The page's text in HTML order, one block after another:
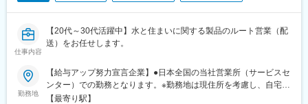
仕事内容
【20代～30代活躍中】水と住まいに関する製品のルート営業（配
送）をお任せします。
勤務地
【給与アップ努力宣言企業】●日本全国の当社営業所（サービスセ
ンター）での勤務となります。※勤務地は現住所を考慮し、自宅か
ら通える事業所への配属となります。【北海道・東北エリア】北
【最寄り駅】